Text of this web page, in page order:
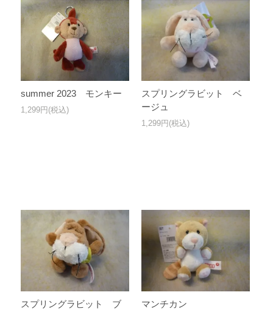
summer 2023 モンキー
1,299円(税込)
スプリングラビット ベ
ージュ
1,299円(税込)
スプリングラビット ブ マンチカン